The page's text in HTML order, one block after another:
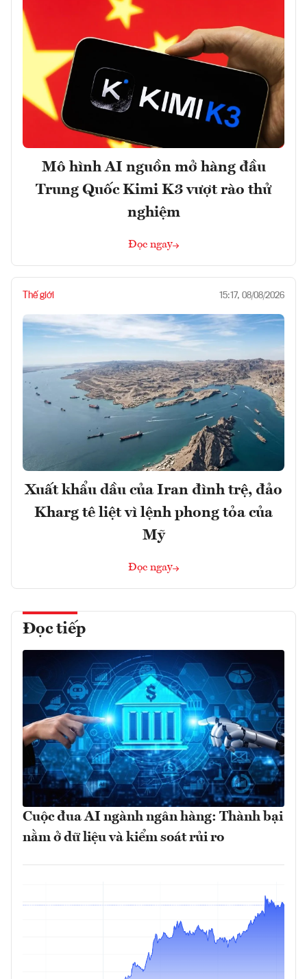
Mô hình AI nguồn mở hàng đầu
Trung Quốc Kimi K3 vượt rào thử
nghiệm
Đọc ngay
Thế giới 15:17, 08/08/2026
Xuất khẩu dầu của Iran đình trệ, đảo
Kharg tê liệt vì lệnh phong tỏa của
Mỹ
Đọc ngay
Đọc tiếp
Cuộc đua AI ngành ngân hàng: Thành bại
nằm ở dữ liệu và kiểm soát rủi ro